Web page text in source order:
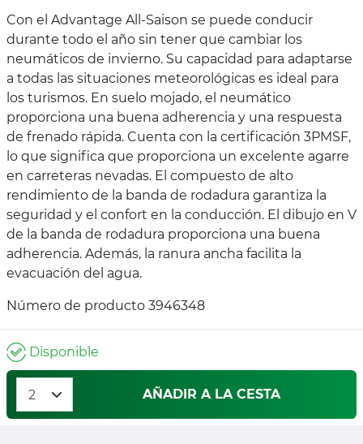
Con el Advantage All-Saison se puede conducir
durante todo el año sin tener que cambiar los
neumáticos de invierno. Su capacidad para adaptarse
a todas las situaciones meteorológicas es ideal para
los turismos. En suelo mojado, el neumático
proporciona una buena adherencia y una respuesta
de frenado rápida. Cuenta con la certificación 3PMSF,
lo que significa que proporciona un excelente agarre
en carreteras nevadas. El compuesto de alto
rendimiento de la banda de rodadura garantiza la
seguridad y el confort en la conducción. El dibujo en V
de la banda de rodadura proporciona una buena
adherencia. Además, la ranura ancha facilita la
evacuación del agua.
Número de producto 3946348
Disponible
AÑADIR A LA CESTA